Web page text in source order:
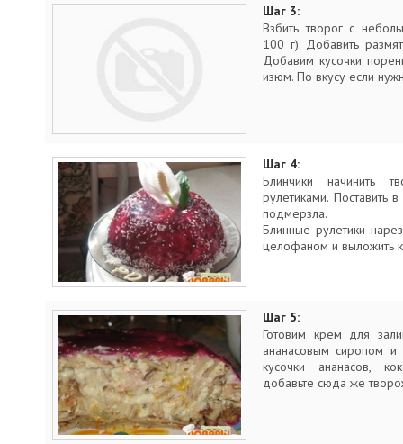
Шаг 3:
Взбить творог с
100 г). Добавить
Добавим кусочки
изюм. По вкусу если
Шаг 4:
Блинчики начинить
рулетиками. Поставить
подмерзла.
Блинные рулетики
целофаном и выложить
Шаг 5:
Готовим крем для
ананасовым сиропом и
кусочки ананасов,
добавьте сюда же